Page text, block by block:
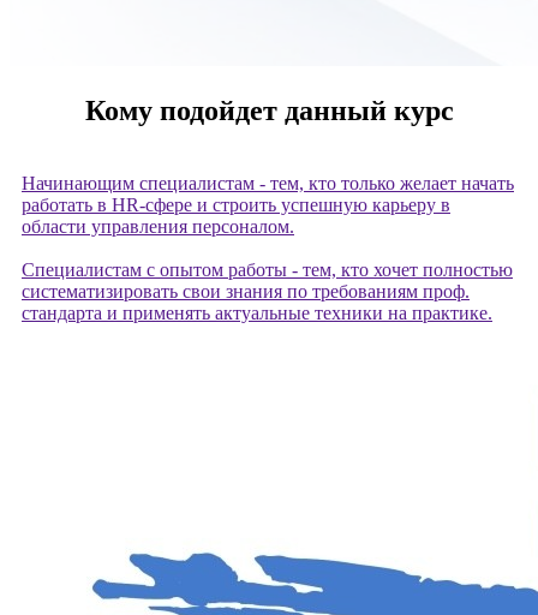
​Кому подойдет данный курс
Начинающим специалистам - тем, кто только желает начать
работать в HR-сфере и строить успешную карьеру в
области управления персоналом.
Специалистам с опытом работы - тем, кто хочет полностью
систематизировать свои знания по требованиям проф.
стандарта и применять актуальные техники на практике.